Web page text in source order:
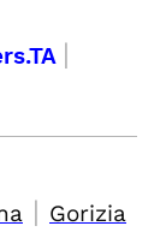
|
| Gorizia